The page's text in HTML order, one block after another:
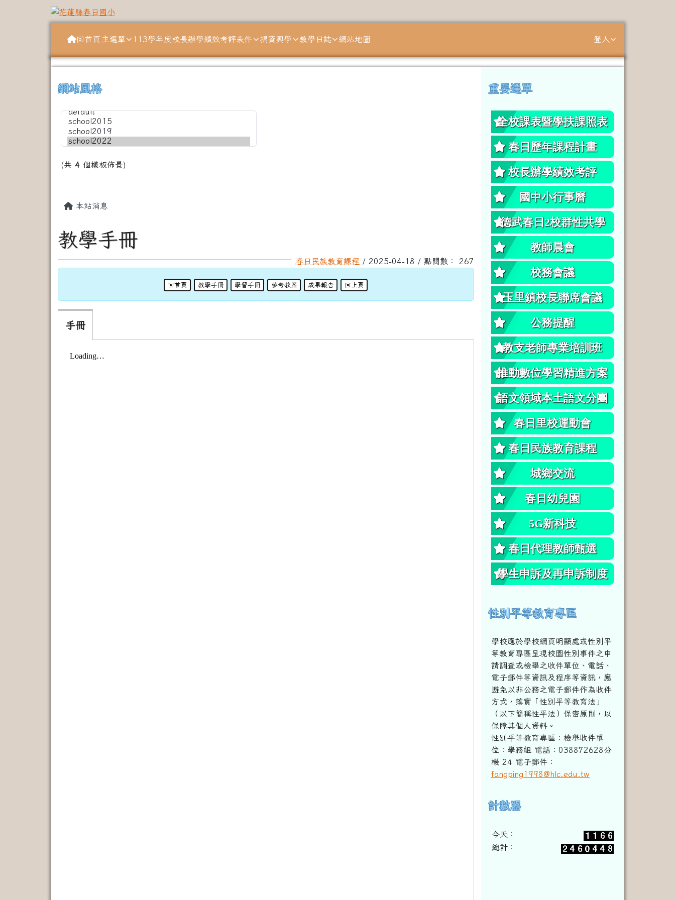
花蓮縣春日國小
回首頁 主選單 113學年度校長辦學績效考評表件 捐資興學 教學日誌 網站地圖 登入
網站風格
(共 4個樣板佈景)
主內容區域
本站消息
教學手冊
春日民族教育課程 / 2025-04-18 / 點閱數： 267
手冊
左邊區域內容
重要選單
全校課表暨學扶課照表
春日歷年課程計畫
校長辦學績效考評
國中小行事曆
德武春日2校群性共學
教師晨會
校務會議
玉里鎮校長聯席會議
公務提醒
教支老師專業培訓班
推動數位學習精進方案
語文領域本土語文分團
春日里校運動會
春日民族教育課程
城鄉交流
春日幼兒園
5G新科技
春日代理教師甄選
學生申訴及再申訴制度
性別平等教育專區
學校應於學校網頁明顯處或性別平
等教育專區呈現校園性別事件之申
請調查或檢舉之收件單位、電話、
電子郵件等資訊及程序等資訊， 應
避免以非公務之電子郵件作為收件
方式，落實「性別平等教育法」
（以下簡稱性平法）保密原則，以
保障其個人資料。
性別平等教育專區：檢舉收件單
位：學務組 電話：038872628分
機 24 電子郵件：
fangping1998@hlc.edu.tw
右邊區域內容
計數器
今天：
總計：